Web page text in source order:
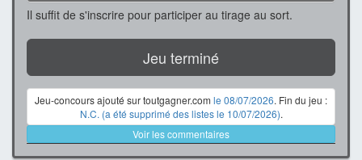
Il suffit de s'inscrire pour participer au tirage au sort.
Jeu terminé
Jeu-concours ajouté sur toutgagner.com le 08/07/2026. Fin du jeu :
N.C. (a été supprimé des listes le 10/07/2026).
Voir les commentaires